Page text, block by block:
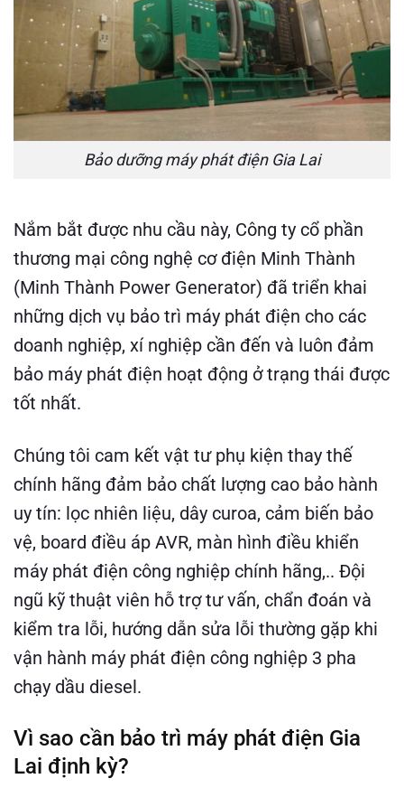
Bảo dưỡng máy phát điện Gia Lai
Nắm bắt được nhu cầu này, Công ty cổ phần
thương mại công nghệ cơ điện Minh Thành
(Minh Thành Power Generator) đã triển khai
những dịch vụ bảo trì máy phát điện cho các
doanh nghiệp, xí nghiệp cần đến và luôn đảm
bảo máy phát điện hoạt động ở trạng thái được
tốt nhất.
Chúng tôi cam kết vật tư phụ kiện thay thế
chính hãng đảm bảo chất lượng cao bảo hành
uy tín: lọc nhiên liệu, dây curoa, cảm biến bảo
vệ, board điều áp AVR, màn hình điều khiển
máy phát điện công nghiệp chính hãng,.. Đội
ngũ kỹ thuật viên hỗ trợ tư vấn, chẩn đoán và
kiểm tra lỗi, hướng dẫn sửa lỗi thường gặp khi
vận hành máy phát điện công nghiệp 3 pha
chạy dầu diesel.
Vì sao cần bảo trì máy phát điện Gia
Lai định kỳ?